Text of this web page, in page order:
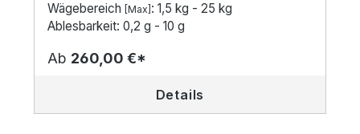
Wägebereich [Max] : 1,5 kg - 25 kg
Ablesbarkeit: 0,2 g - 10 g
Ab 260,00 €*
Details